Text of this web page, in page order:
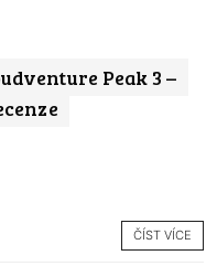
Peak 3 –
ČÍST VÍCE